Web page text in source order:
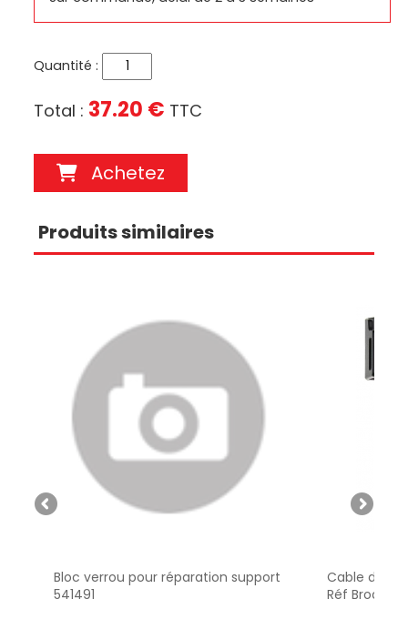
Quantité :
Total : 37.20 € TTC
Achetez
Produits similaires
Bloc verrou pour réparation support
541491
Cable de
Réf Brodit